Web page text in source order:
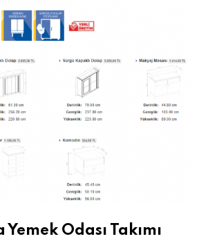
Odası Takımı